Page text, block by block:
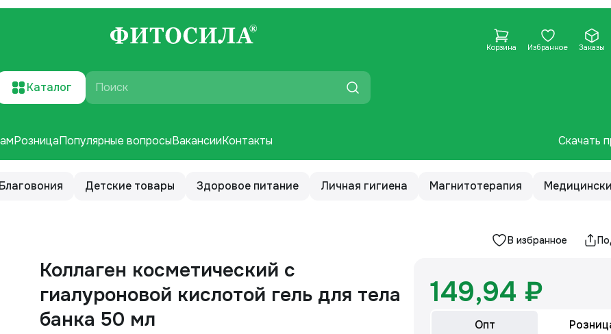
Корзина Избранное Заказы
Скачать
РозницаПопулярные вопросыВакансииКонтакты
Каталог Поиск
Благовония Детские товары Здоровое питание Личная гигиена Магнитотерапия
В избранное
Коллаген косметический с
гиалуроновой кислотой гель для тела
банка 50 мл
149,94 ₽
Опт